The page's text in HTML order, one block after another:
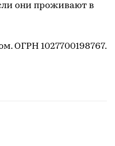
они проживают в
ОГРН 1027700198767.